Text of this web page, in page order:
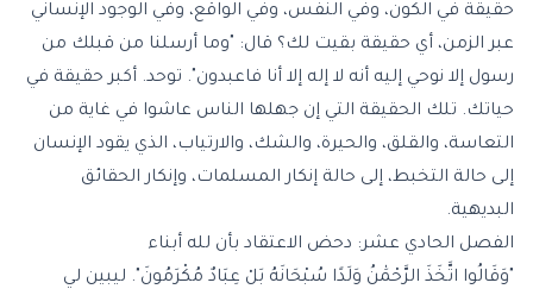
حقيقة في الكون، وفي النفس، وفي الواقع، وفي الوجود الإنساني
عبر الزمن، أي حقيقة بقيت لك؟ قال: "وما أرسلنا من قبلك من
رسول إلا نوحي إليه أنه لا إله إلا أنا فاعبدون". توحد. أكبر حقيقة في
حياتك. تلك الحقيقة التي إن جهلها الناس عاشوا في غاية من
التعاسة، والقلق، والحيرة، والشك، والارتياب، الذي يقود الإنسان
إلى حالة التخبط، إلى حالة إنكار المسلمات، وإنكار الحقائق
البديهية.
الفصل الحادي عشر: دحض الاعتقاد بأن لله أبناء
"وَقَالُوا اتَّخَذَ الرَّحْمَٰنُ وَلَدًا سُبْحَانَهُ بَلْ عِبَادٌ مُكْرَمُونَ". ليبين لي